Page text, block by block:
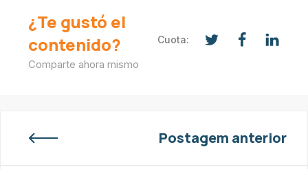
¿Te gustó el
contenido?
Comparte ahora mismo
Cuota:
Postagem anterior